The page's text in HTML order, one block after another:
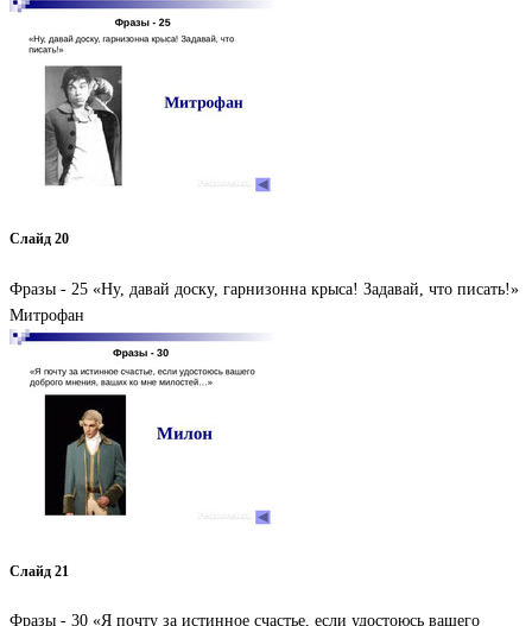
Слайд 20
Фразы - 25 «Ну, давай доску, гарнизонна крыса! Задавай, что писать!»
Митрофан
Слайд 21
Фразы - 30 «Я почту за истинное счастье, если удостоюсь вашего